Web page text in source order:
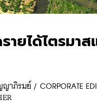
ายได้ไตรมา
ภิรมย์ / CORPORATE